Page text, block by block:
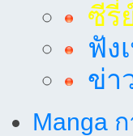
ซีรี่
ฟัง
ข่า
Manga